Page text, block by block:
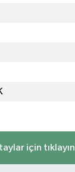
için tıklayın